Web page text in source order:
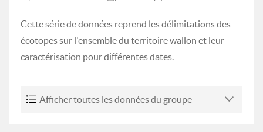
Cette série de données reprend les délimitations des
écotopes sur l'ensemble du territoire wallon et leur
caractérisation pour différentes dates.
Afficher toutes les données du groupe